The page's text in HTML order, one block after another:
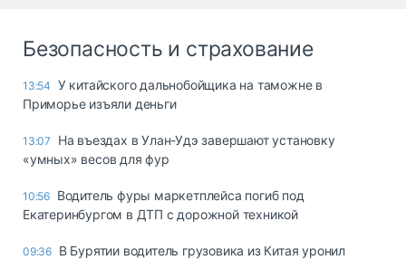
Безопасность и страхование
13:54 У китайского дальнобойщика на таможне в
Приморье изъяли деньги
13:07
Ha въeздax в Улaн-Удэ зaвepшaют ycтaнoвкy
«yмныx» вecoв для фyp
10:56 Водитель фуры маркетплейса погиб под
Екатеринбургом в ДТП с дорожной техникой
09:36 В Бурятии водитель грузовика из Китая уронил